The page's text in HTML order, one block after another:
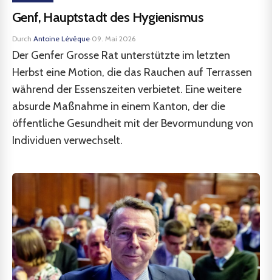
Genf, Hauptstadt des Hygienismus
Durch Antoine Lévêque·09. Mai 2026
Der Genfer Grosse Rat unterstützte im letzten
Herbst eine Motion, die das Rauchen auf Terrassen
während der Essenszeiten verbietet. Eine weitere
absurde Maßnahme in einem Kanton, der die
öffentliche Gesundheit mit der Bevormundung von
Individuen verwechselt.